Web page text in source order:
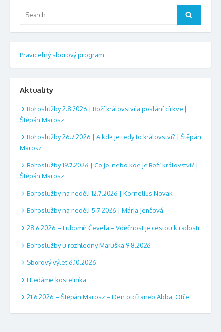
Search
Pravidelný sborový program
Aktuality
Bohoslužby 2.8.2026 | Boží království a poslání církve |
Štěpán Marosz
Bohoslužby 26.7.2026 | A kde je tedy to království? | Štěpán
Marosz
Bohoslužby 19.7.2026 | Co je, nebo kde je Boží království? |
Štěpán Marosz
Bohoslužby na neděli 12.7.2026 | Kornelius Novak
Bohoslužby na neděli 5.7.2026 | Mária Jenčová
28.6.2026 – Lubomír Čevela – Vděčnost je cestou k radosti
Bohoslužby u rozhledny Maruška 9.8.2026
Sborový výlet 6.10.2026
Hledáme kostelníka
21.6.2026 – Štěpán Marosz – Den otců aneb Abba, Otče